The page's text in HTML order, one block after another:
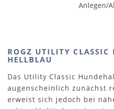
Anlegen/
ROGZ UTILITY CLASSIC
HELLBLAU
Das Utility Classic
augenscheinlich zunächst
erweist sich jedoch bei